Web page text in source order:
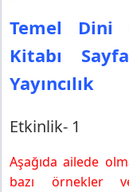
Temel Dini
Kitabı
Yayıncılık
Etkinlik- 1
Aşağıda ailede
bazı örnekler